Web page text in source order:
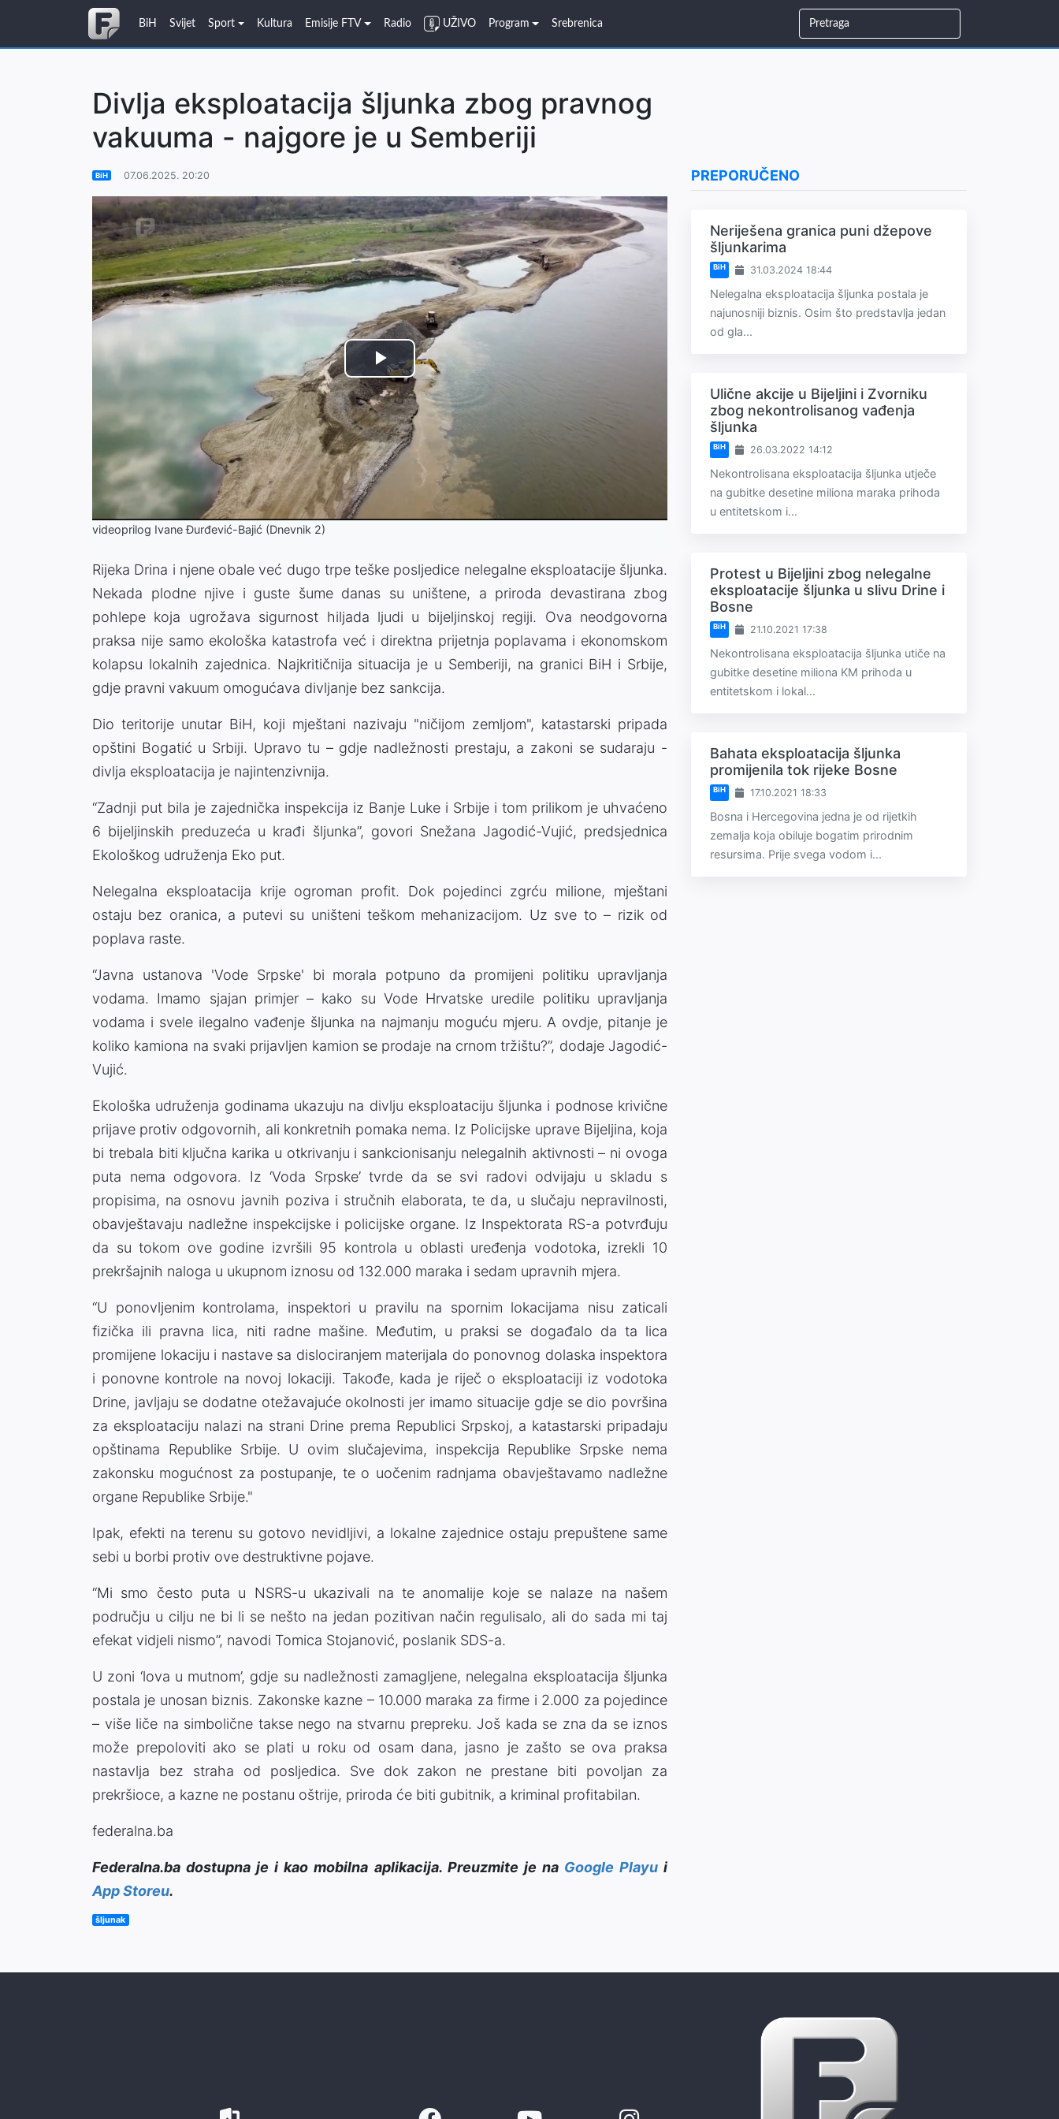
BiH Svijet Sport Kultura Emisije FTV Radio UŽIVO Program Srebrenica
Divlja eksploatacija šljunka zbog pravnog
vakuuma - najgore je u Semberiji
BiH 07.06.2025. 20:20
Play
Video
videoprilog Ivane Đurđević-Bajić (Dnevnik 2)
Rijeka Drina i njene obale već dugo trpe teške posljedice nelegalne eksploatacije šljunka.
Nekada plodne njive i guste šume danas su uništene, a priroda devastirana zbog
pohlepe koja ugrožava sigurnost hiljada ljudi u bijeljinskoj regiji. Ova neodgovorna
praksa nije samo ekološka katastrofa već i direktna prijetnja poplavama i ekonomskom
kolapsu lokalnih zajednica. Najkritičnija situacija je u Semberiji, na granici BiH i Srbije,
gdje pravni vakuum omogućava divljanje bez sankcija.
Dio teritorije unutar BiH, koji mještani nazivaju "ničijom zemljom", katastarski pripada
opštini Bogatić u Srbiji. Upravo tu – gdje nadležnosti prestaju, a zakoni se sudaraju -
divlja eksploatacija je najintenzivnija.
“Zadnji put bila je zajednička inspekcija iz Banje Luke i Srbije i tom prilikom je uhvaćeno
6 bijeljinskih preduzeća u krađi šljunka”, govori Snežana Jagodić-Vujić, predsjednica
Ekološkog udruženja Eko put.
Nelegalna eksploatacija krije ogroman profit. Dok pojedinci zgrću milione, mještani
ostaju bez oranica, a putevi su uništeni teškom mehanizacijom. Uz sve to – rizik od
poplava raste.
“Javna ustanova 'Vode Srpske' bi morala potpuno da promijeni politiku upravljanja
vodama. Imamo sjajan primjer – kako su Vode Hrvatske uredile politiku upravljanja
vodama i svele ilegalno vađenje šljunka na najmanju moguću mjeru. A ovdje, pitanje je
koliko kamiona na svaki prijavljen kamion se prodaje na crnom tržištu?”, dodaje Jagodić-
Vujić.
Ekološka udruženja godinama ukazuju na divlju eksploataciju šljunka i podnose krivične
prijave protiv odgovornih, ali konkretnih pomaka nema. Iz Policijske uprave Bijeljina, koja
bi trebala biti ključna karika u otkrivanju i sankcionisanju nelegalnih aktivnosti – ni ovoga
puta nema odgovora. Iz ‘Voda Srpske’ tvrde da se svi radovi odvijaju u skladu s
propisima, na osnovu javnih poziva i stručnih elaborata, te da, u slučaju nepravilnosti,
obavještavaju nadležne inspekcijske i policijske organe. Iz Inspektorata RS-a potvrđuju
da su tokom ove godine izvršili 95 kontrola u oblasti uređenja vodotoka, izrekli 10
prekršajnih naloga u ukupnom iznosu od 132.000 maraka i sedam upravnih mjera.
“U ponovljenim kontrolama, inspektori u pravilu na spornim lokacijama nisu zaticali
fizička ili pravna lica, niti radne mašine. Međutim, u praksi se događalo da ta lica
promijene lokaciju i nastave sa dislociranjem materijala do ponovnog dolaska inspektora
i ponovne kontrole na novoj lokaciji. Takođe, kada je riječ o eksploataciji iz vodotoka
Drine, javljaju se dodatne otežavajuće okolnosti jer imamo situacije gdje se dio površina
za eksploataciju nalazi na strani Drine prema Republici Srpskoj, a katastarski pripadaju
opštinama Republike Srbije. U ovim slučajevima, inspekcija Republike Srpske nema
zakonsku mogućnost za postupanje, te o uočenim radnjama obavještavamo nadležne
organe Republike Srbije."
Ipak, efekti na terenu su gotovo nevidljivi, a lokalne zajednice ostaju prepuštene same
sebi u borbi protiv ove destruktivne pojave.
“Mi smo često puta u NSRS-u ukazivali na te anomalije koje se nalaze na našem
području u cilju ne bi li se nešto na jedan pozitivan način regulisalo, ali do sada mi taj
efekat vidjeli nismo”, navodi Tomica Stojanović, poslanik SDS-a.
U zoni ‘lova u mutnom’, gdje su nadležnosti zamagljene, nelegalna eksploatacija šljunka
postala je unosan biznis. Zakonske kazne – 10.000 maraka za firme i 2.000 za pojedince
– više liče na simbolične takse nego na stvarnu prepreku. Još kada se zna da se iznos
može prepoloviti ako se plati u roku od osam dana, jasno je zašto se ova praksa
nastavlja bez straha od posljedica. Sve dok zakon ne prestane biti povoljan za
prekršioce, a kazne ne postanu oštrije, priroda će biti gubitnik, a kriminal profitabilan.
federalna.ba
Federalna.ba dostupna je i kao mobilna aplikacija. Preuzmite je na Google Playui
App Storeu.
šljunak
PREPORUČENO
Neriješena granica puni džepove
šljunkarima
BiH 31.03.2024 18:44
Nelegalna eksploatacija šljunka postala je
najunosniji biznis. Osim što predstavlja jedan
od gla...
Ulične akcije u Bijeljini i Zvorniku
zbog nekontrolisanog vađenja
šljunka
BiH 26.03.2022 14:12
Nekontrolisana eksploatacija šljunka utječe
na gubitke desetine miliona maraka prihoda
u entitetskom i...
Protest u Bijeljini zbog nelegalne
eksploatacije šljunka u slivu Drine i
Bosne
BiH 21.10.2021 17:38
Nekontrolisana eksploatacija šljunka utiče na
gubitke desetine miliona KM prihoda u
entitetskom i lokal...
Bahata eksploatacija šljunka
promijenila tok rijeke Bosne
BiH 17.10.2021 18:33
Bosna i Hercegovina jedna je od rijetkih
zemalja koja obiluje bogatim prirodnim
resursima. Prije svega vodom i...